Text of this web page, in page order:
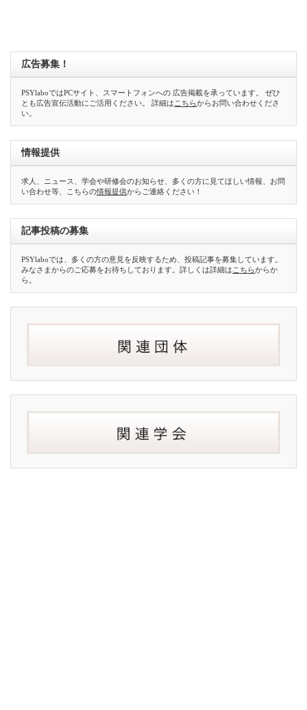
広告募集！
PSYlaboではPCサイト、スマートフォンへの 広告掲載を承っています。 ぜひ
とも広告宣伝活動にご活用ください。 詳細は こちらからお問い合わせくださ
い。
情報提供
求人、ニュース、学会や研修会のお知らせ、多くの方に見てほしい情報、お問
い合わせ等、こちらの情報提供からご連絡ください！
記事投稿の募集
PSYlaboでは、多くの方の意見を反映するため、投稿記事を募集しています。
みなさまからのご応募をお待ちしております。詳しくは詳細は こちらからか
ら。